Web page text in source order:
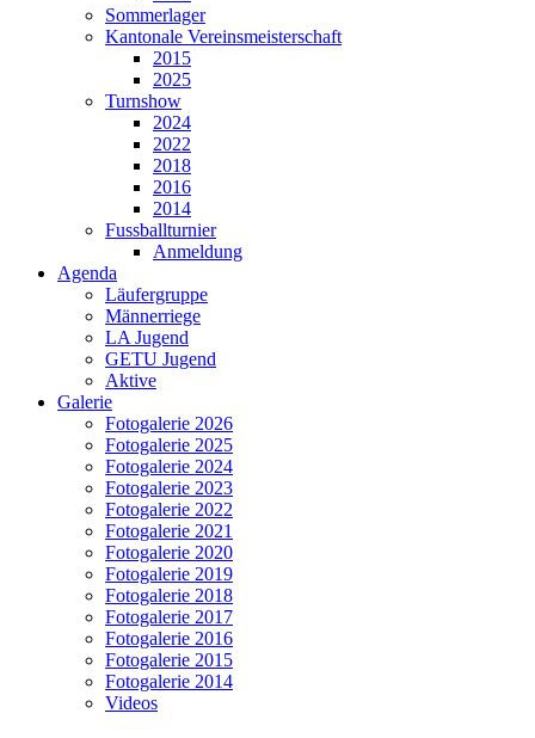
Sommerlager
Kantonale Vereinsmeisterschaft
2015
2025
Turnshow
2024
2022
2018
2016
2014
Fussballturnier
Anmeldung
Agenda
Läufergruppe
Männerriege
LA Jugend
GETU Jugend
Aktive
Galerie
Fotogalerie 2026
Fotogalerie 2025
Fotogalerie 2024
Fotogalerie 2023
Fotogalerie 2022
Fotogalerie 2021
Fotogalerie 2020
Fotogalerie 2019
Fotogalerie 2018
Fotogalerie 2017
Fotogalerie 2016
Fotogalerie 2015
Fotogalerie 2014
Videos